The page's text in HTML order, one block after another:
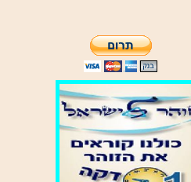
כללים ראשונים ,
קל"ח פתחי חכמה,
קנאת ה' צבאות.
מאמר הגאולה.
ופרשת השבוע ע"פ הזוהר
הקדוש
זמני